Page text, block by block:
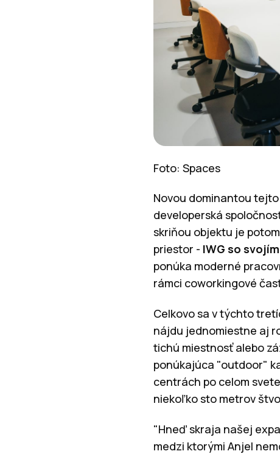
Foto: Spaces
Novou dominantou
developerská
skriňou objektu je
priestor - IWG so
ponúka moderné
rámci coworkingové
Celkovo sa v týchto
nájdu jednomiestne aj
tichú miestnosť alebo
ponúkajúca "outdoor"
centrách po celom
niekoľko sto metrov
"Hneď skraja našej
medzi ktorými Anjel